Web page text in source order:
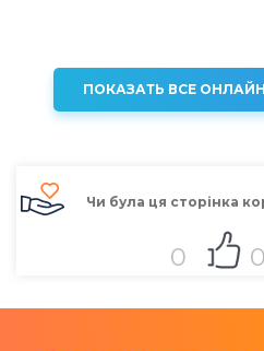
ПОКАЗАТЬ ВСЕ
Чи була ця сторінка
0 0